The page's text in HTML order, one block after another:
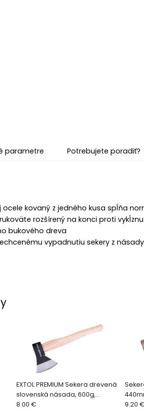
parametre Potrebujete poradiť?
kovaný z jedného kusa spĺňa
rozšírený na konci proti
bukového dreva
vypadnutiu sekery z násady
EXTOL PREMIUM Sekera drevená
slovenská násada, 600g,
400mm 8871020
8.00 €
9.20 €